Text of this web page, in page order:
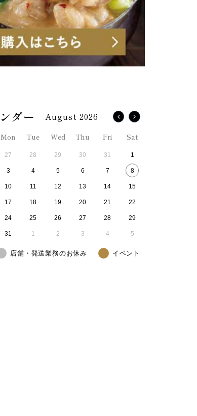
August 2026
Mon Tue Wed Thu Fri Sat
27 28 29 30 31 1
3 4 5 6 7 8
10 11 12 13 14 15
17 18 19 20 21 22
24 25 26 27 28 29
31 1 2 3 4 5
店舗・発送業務のお休み イベント